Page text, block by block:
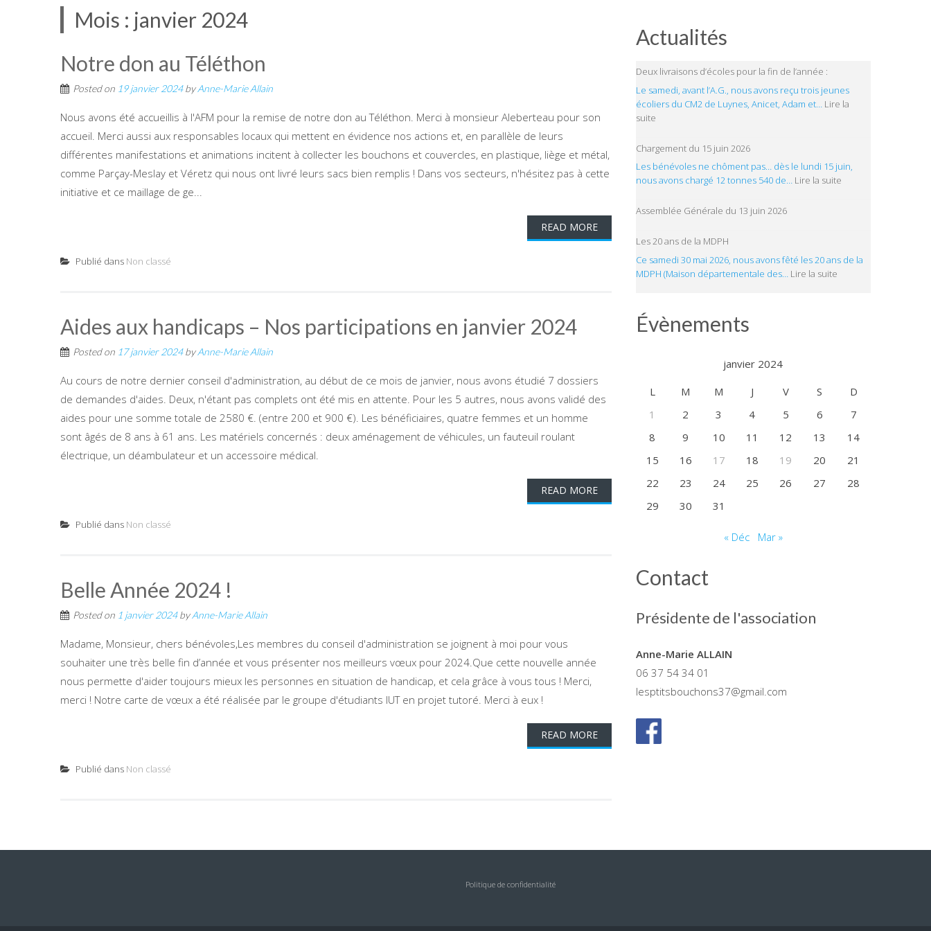
Mois : janvier 2024
Notre don au Téléthon
Posted on 19 janvier 2024byAnne-Marie Allain
Nous avons été accueillis à l'AFM pour la remise de notre don au Téléthon. Merci à monsieur Aleberteau pour son
accueil. Merci aussi aux responsables locaux qui mettent en évidence nos actions et, en parallèle de leurs
différentes manifestations et animations incitent à collecter les bouchons et couvercles, en plastique, liège et métal,
comme Parçay-Meslay et Véretz qui nous ont livré leurs sacs bien remplis ! Dans vos secteurs, n'hésitez pas à cette
initiative et ce maillage de ge...
READ MORE
Publié dans Non classé
Aides aux handicaps – Nos participations en janvier 2024
Posted on 17 janvier 2024byAnne-Marie Allain
Au cours de notre dernier conseil d'administration, au début de ce mois de janvier, nous avons étudié 7 dossiers
de demandes d'aides. Deux, n'étant pas complets ont été mis en attente. Pour les 5 autres, nous avons validé des
aides pour une somme totale de 2580 €. (entre 200 et 900 €). Les bénéficiaires, quatre femmes et un homme
sont âgés de 8 ans à 61 ans. Les matériels concernés : deux aménagement de véhicules, un fauteuil roulant
électrique, un déambulateur et un accessoire médical.
READ MORE
Publié dans Non classé
Belle Année 2024 !
Posted on 1 janvier 2024byAnne-Marie Allain
Madame, Monsieur, chers bénévoles,Les membres du conseil d'administration se joignent à moi pour vous
souhaiter une très belle fin d’année et vous présenter nos meilleurs vœux pour 2024.Que cette nouvelle année
nous permette d'aider toujours mieux les personnes en situation de handicap, et cela grâce à vous tous ! Merci,
merci ! Notre carte de vœux a été réalisée par le groupe d'étudiants IUT en projet tutoré. Merci à eux !
READ MORE
Publié dans Non classé
Actualités
Deux livraisons d’écoles pour la fin de l’année :
Le samedi, avant l’A.G., nous avons reçu trois jeunes
écoliers du CM2 de Luynes, Anicet, Adam et… Lire la
suite:
livraisons
pour
la
de
:
Chargement du 15 juin 2026
Les bénévoles ne chôment pas… dès le lundi 15 juin,
nous avons chargé 12 tonnes 540 de… Lire la suite:
Assemblée Générale du 13 juin 2026
Les 20 ans de la MDPH
Ce samedi 30 mai 2026, nous avons fêté les 20 ans de la
MDPH (Maison départementale des… Lire la suite:
Évènements
janvier 2024
L
M M J V S
D
1
2 3 4 5 6
7
8
9 10 11 12 13
14
15
16 17 18 19 20
21
22
23 24 25 26 27
28
29
30 31
« Déc Mar »
Contact
Présidente de l'association
Anne-Marie ALLAIN
06 37 54 34 01
lesptitsbouchons37@gmail.com
Politique de confidentialité